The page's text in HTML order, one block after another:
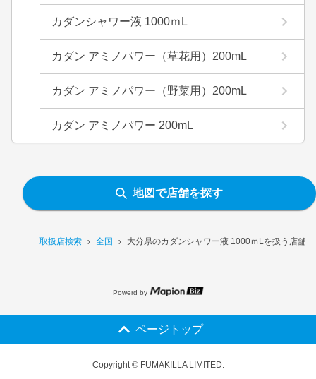
取扱店検索 全国 大分県のカダンシャワー液 1000ｍLを扱う店舗
カダンシャワー液 1000ｍL
カダン アミノパワー（草花用）200mL
カダン アミノパワー（野菜用）200mL
カダン アミノパワー 200mL
地図で店舗を探す
Powerd by
ページトップ
Copyright © FUMAKILLA LIMITED.